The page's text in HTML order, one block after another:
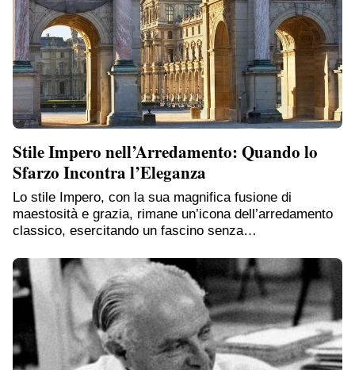
Stile Impero nell’Arredamento: Quando lo
Sfarzo Incontra l’Eleganza
Lo stile Impero, con la sua magnifica fusione di
maestosità e grazia, rimane un’icona dell’arredamento
classico, esercitando un fascino senza…